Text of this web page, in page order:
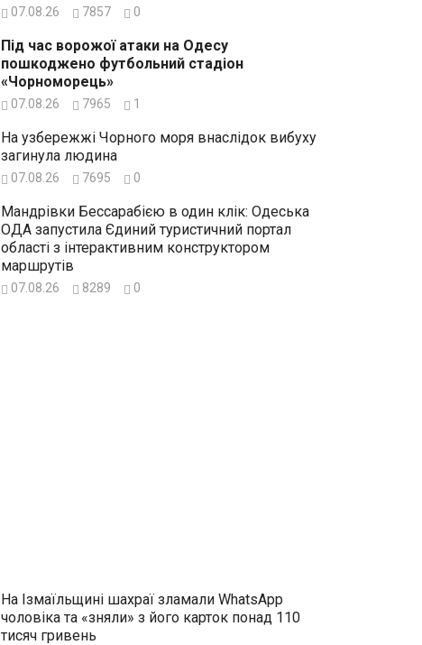
07.08.26 7857 0
Під час ворожої атаки на Одесу
пошкоджено футбольний стадіон
«Чорноморець»
07.08.26 7965 1
На узбережжі Чорного моря внаслідок вибуху
загинула людина
07.08.26 7695 0
Мандрівки Бессарабією в один клік: Одеська
ОДА запустила Єдиний туристичний портал
області з інтерактивним конструктором
маршрутів
07.08.26 8289 0
На Ізмаїльщині шахраї зламали WhatsApp
чоловіка та «зняли» з його карток понад 110
тисяч гривень